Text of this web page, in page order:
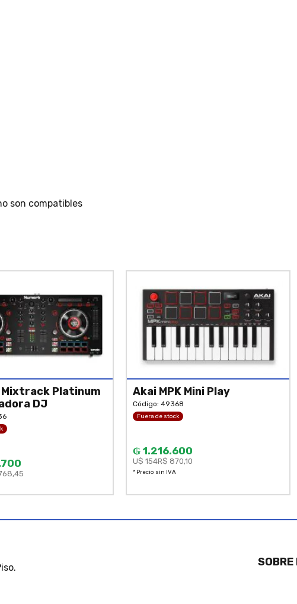
son compatibles
Mixtrack Platinum
DJ
Akai MPK Mini Play
Código: 49368
Fuera de stock
₲ 1.216.600
U$ 154R$ 870,10
* Precio sin IVA
SOBRE